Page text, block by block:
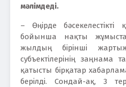
мәлімдеді.
– Өңірде
бойынша нақты
жылдың бірінші
субъектілерінің заңнама
қатысты бірқатар
берілді. Сондай-ақ, 3